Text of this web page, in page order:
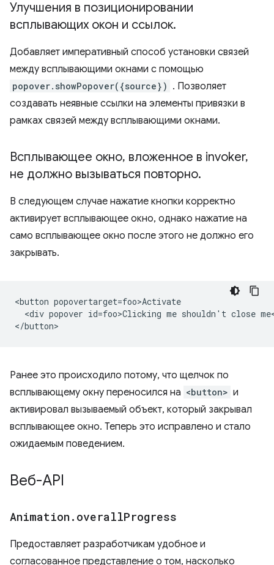
Улучшения в позиционировании
всплывающих окон и ссылок.
Добавляет императивный способ установки связей
между всплывающими окнами с помощью
popover.showPopover({source}) . Позволяет
создавать неявные ссылки на элементы привязки в
рамках связей между всплывающими окнами.
Всплывающее окно, вложенное в invoker,
не должно вызываться повторно.
В следующем случае нажатие кнопки корректно
активирует всплывающее окно, однако нажатие на
само всплывающее окно после этого не должно его
закрывать.
<button popovertarget=foo>Activate
<div popover id=foo>Clicking me shouldn't close
Ранее это происходило потому, что щелчок по
всплывающему окну переносился на <button> и
активировал вызываемый объект, который закрывал
всплывающее окно. Теперь это исправлено и стало
ожидаемым поведением.
Веб-API
Animation . overallProgress
Предоставляет разработчикам удобное и
согласованное представление о том, насколько